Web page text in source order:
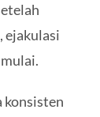
ejakulasi
konsisten